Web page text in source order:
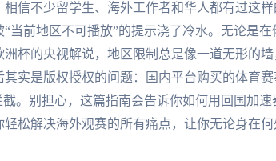
相信不少留学生、海外工作者和华人都有过这
当前地区不可播放”的提示浇了冷水。无论是
杯的央视解说，地区限制总是像一道无形的
实是版权授权的问题：国内平台购买的体育赛
。别担心，这篇指南会告诉你如何用回国加
轻松解决海外观赛的所有痛点，让你无论身在